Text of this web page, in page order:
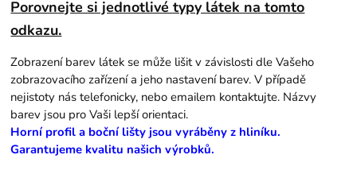
Porovnejte si jednotlivé typy látek na tomto
odkazu.
Zobrazení barev látek se může lišit v závislosti dle Vašeho
zobrazovacího zařízení a jeho nastavení barev. V případě
nejistoty nás telefonicky, nebo emailem kontaktujte. Názvy
barev jsou pro Vaši lepší orientaci.
Horní profil a boční lišty jsou vyráběny z hliníku.
Garantujeme kvalitu našich výrobků.